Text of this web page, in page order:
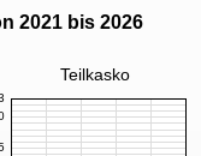
2021 bis 2026
Teilkasko